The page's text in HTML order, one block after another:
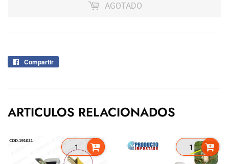
AGOTADO
Compartir
ARTICULOS RELACIONADOS